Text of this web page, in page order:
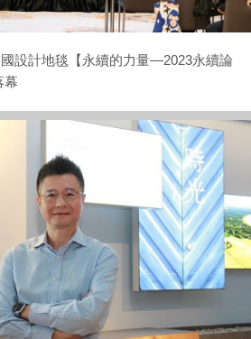
設計地毯【永續的力量—2023永續論
幕